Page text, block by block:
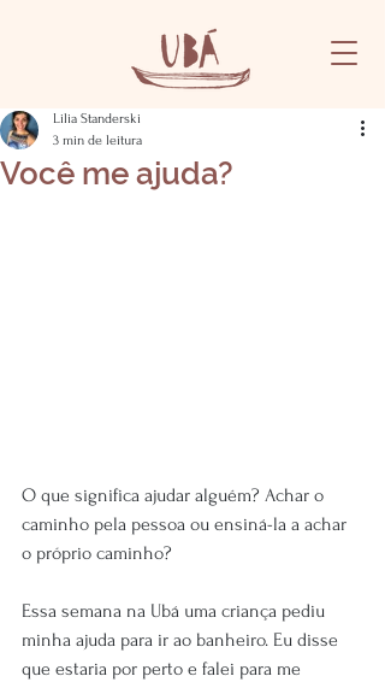
Você me ajuda?
Lilia Standerski
3 min de leitura
O que significa ajudar alguém? Achar o
caminho pela pessoa ou ensiná-la a achar
o próprio caminho?
Essa semana na Ubá uma criança pediu
minha ajuda para ir ao banheiro. Eu disse
que estaria por perto e falei para me